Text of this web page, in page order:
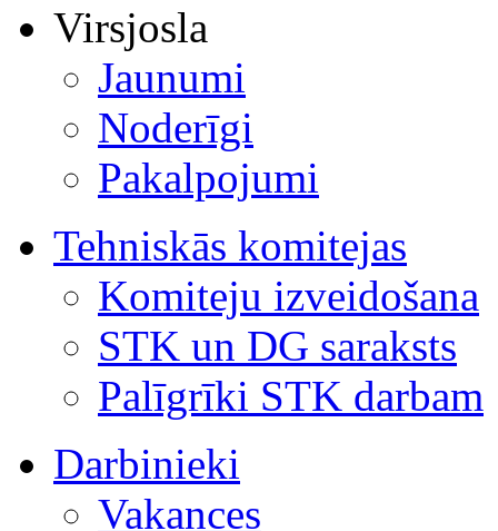
Virsjosla
Jaunumi
Noderīgi
Pakalpojumi
Tehniskās komitejas
Komiteju izveidošana
STK un DG saraksts
Palīgrīki STK darbam
Darbinieki
Vakances